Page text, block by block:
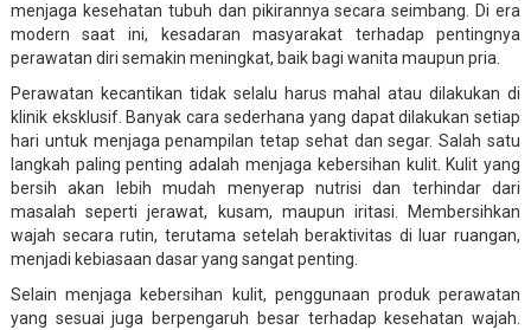
menjaga kesehatan tubuh dan pikirannya secara seimbang. Di era
modern saat ini, kesadaran masyarakat terhadap pentingnya
perawatan diri semakin meningkat, baik bagi wanita maupun pria.
Perawatan kecantikan tidak selalu harus mahal atau dilakukan di
klinik eksklusif. Banyak cara sederhana yang dapat dilakukan setiap
hari untuk menjaga penampilan tetap sehat dan segar. Salah satu
langkah paling penting adalah menjaga kebersihan kulit. Kulit yang
bersih akan lebih mudah menyerap nutrisi dan terhindar dari
masalah seperti jerawat, kusam, maupun iritasi. Membersihkan
wajah secara rutin, terutama setelah beraktivitas di luar ruangan,
menjadi kebiasaan dasar yang sangat penting.
Selain menjaga kebersihan kulit, penggunaan produk perawatan
yang sesuai juga berpengaruh besar terhadap kesehatan wajah.